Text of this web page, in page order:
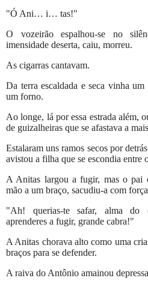
"Ó Ani… i… tas!"
O vozeirão espalhou-se no
imensidade deserta, caiu, morreu.
As cigarras cantavam.
Da terra escaldada e seca vinha
um forno.
Ao longe, lá por essa estrada além,
de guizalheiras que se afastava a
Estalaram uns ramos secos por
avistou a filha que se escondia entre
A Anitas largou a fugir, mas o pai
mão a um braço, sacudiu-a com
"Ah! querias-te safar, alma do
aprenderes a fugir, grande cabra!"
A Anitas chorava alto como uma
braços para se defender.
A raiva do Antônio amainou